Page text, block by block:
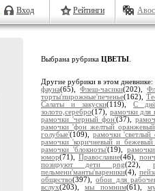
Вход Рейтинги
Выбрана рубрика ЦВЕТЫ
Другие рубрики в этом дневнике:
фауна(65),Флеш-часики(202),
торты'пирожные'печенье(162),
Салаты и закуски(119),С
золото,серебро(17), рамочки для
рамочки 'черный фон'(37),
рамочки 'фон желтый
голубые'(109), рамочки 'светлый
рамочки 'коричневый и
рамочки 'блокноты'(19),
юмор(71), Православие(46),
позируют дети png(22),
пельмени'манты'вареники(4),
общество(397),обои для
вслух(203),мы помним(61),